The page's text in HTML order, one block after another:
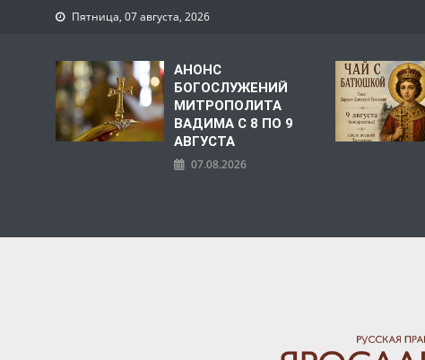
Пятница, 07 августа, 2026
АНОНС
БОГОСЛУЖЕНИЙ
МИТРОПОЛИТА
ВАДИМА С 8 ПО 9
АВГУСТА
07.08.2026